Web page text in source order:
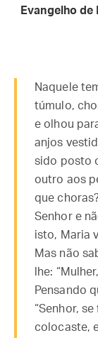
Evangelho
Naquele
túmulo,
e olhou
anjos
sido posto
outro aos
que
Senhor e
isto, Maria
Mas não
lhe:
Pensando
“Senhor,
colocaste,